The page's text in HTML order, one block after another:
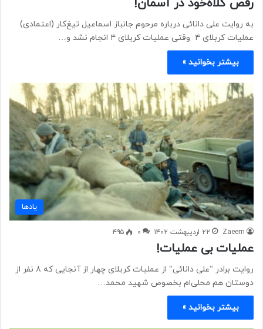
رقص کلاه‌خود در آسمان!
به روایت علی دانائی درباره مرحوم جانباز اسماعیل تیغ‌کار (اعتمادی)
عملیات کربلای ۴ وقتی عملیات کربلای ۴ انجام نشد و…
بیشتر بخوانید »
یادها
Zaeem ۲۲ اردیبهشت ۱۴۰۲ ۰ ۴۹۵
عملیات بی عملیات!
روایت برادر “علی دانائی“ از عملیات کربلای چهار از آنجایی که ۸ نفر از
دوستان هم محلی‌ام بخصوص شهید محمد…
بیشتر بخوانید »